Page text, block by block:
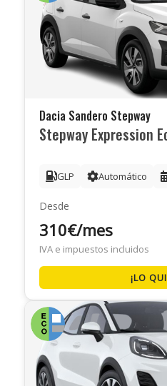
Dacia Sandero Stepway
Stepway Expression
GLP Automático
Desde
310€/mes
IVA e impuestos incluidos
¡LO